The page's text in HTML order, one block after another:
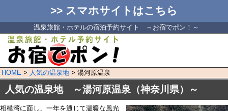
>> スマホサイトはこちら
温泉旅館・ホテルの宿泊予約サイト ～お宿でポン！～
HOME > 人気の温泉地 > 湯河原温泉
人気の温泉地 ～湯河原温泉（神奈川県）～
相模湾に面し、一年を通じて温暖な風光